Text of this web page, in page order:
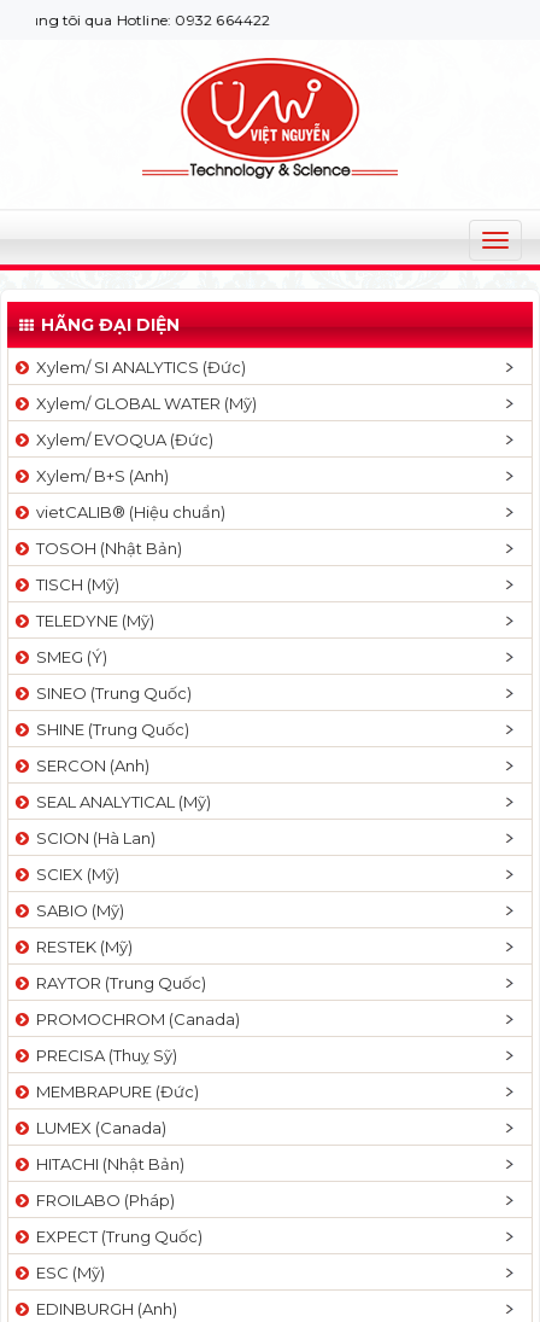
tôi qua Hotline: 0932 664422
T
o
g
l
v
a
t
n
HÃNG ĐẠI DIỆN
Xylem/ SI ANALYTICS (Đức)
Xylem/ GLOBAL WATER (Mỹ)
Xylem/ EVOQUA (Đức)
Xylem/ B+S (Anh)
vietCALIB® (Hiệu chuẩn)
TOSOH (Nhật Bản)
TISCH (Mỹ)
TELEDYNE (Mỹ)
SMEG (Ý)
SINEO (Trung Quốc)
SHINE (Trung Quốc)
SERCON (Anh)
SEAL ANALYTICAL (Mỹ)
SCION (Hà Lan)
SCIEX (Mỹ)
SABIO (Mỹ)
RESTEK (Mỹ)
RAYTOR (Trung Quốc)
PROMOCHROM (Canada)
PRECISA (Thuỵ Sỹ)
MEMBRAPURE (Đức)
LUMEX (Canada)
HITACHI (Nhật Bản)
FROILABO (Pháp)
EXPECT (Trung Quốc)
ESC (Mỹ)
EDINBURGH (Anh)